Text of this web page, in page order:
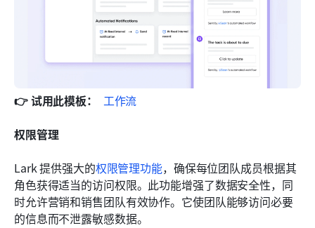
👉 试用此模板： 工作流
权限管理
Lark 提供强大的权限管理功能，确保每位团队成员根据其
角色获得适当的访问权限。此功能增强了数据安全性，同
时允许营销和销售团队有效协作。它使团队能够访问必要
的信息而不泄露敏感数据。